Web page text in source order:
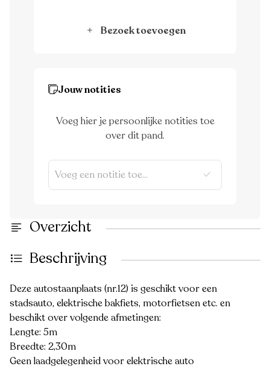
Bezoek toevoegen
Jouw notities
Voeg hier je persoonlijke notities toe
over dit pand.
Overzicht
Beschrijving
Deze autostaanplaats (nr.12) is geschikt voor een
stadsauto, elektrische bakfiets, motorfietsen etc. en
beschikt over volgende afmetingen:
Lengte: 5m
Breedte: 2,30m
Geen laadgelegenheid voor elektrische auto